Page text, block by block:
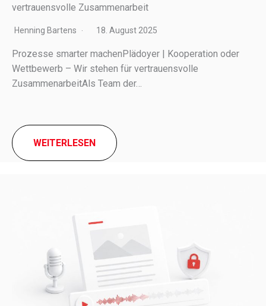
vertrauensvolle Zusammenarbeit
Henning Bartens 18. August 2025
Prozesse smar­ter machenPlädoyer | Kooperation oder
Wettbewerb – Wir stehen für vertrau­ens­volle
ZusammenarbeitAls Team der…
WEITERLESEN